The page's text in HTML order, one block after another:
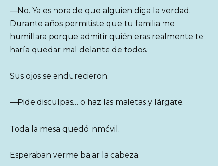
—No. Ya es hora de que alguien diga la verdad.
Durante años permitiste que tu familia me
humillara porque admitir quién eras realmente te
haría quedar mal delante de todos.
Sus ojos se endurecieron.
—Pide disculpas… o haz las maletas y lárgate.
Toda la mesa quedó inmóvil.
Esperaban verme bajar la cabeza.